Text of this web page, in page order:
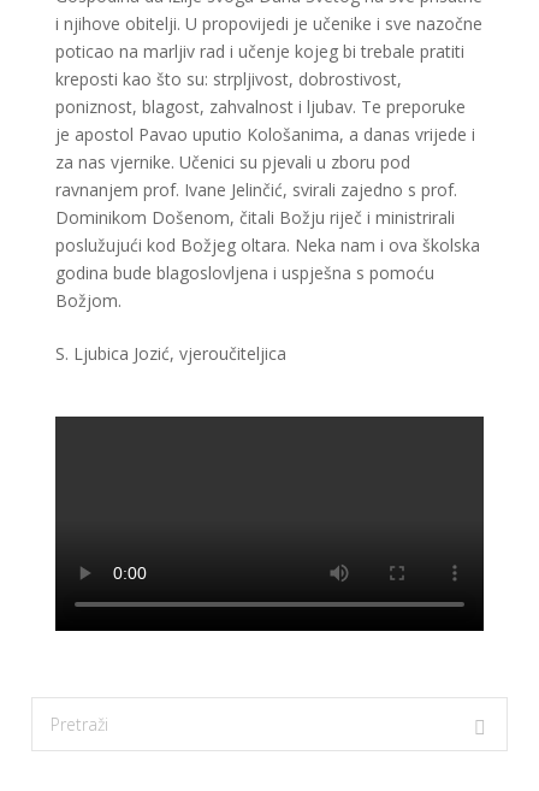
i njihove obitelji. U propovijedi je učenike i sve nazočne
poticao na marljiv rad i učenje kojeg bi trebale pratiti
kreposti kao što su: strpljivost, dobrostivost,
poniznost, blagost, zahvalnost i ljubav. Te preporuke
je apostol Pavao uputio Kološanima, a danas vrijede i
za nas vjernike. Učenici su pjevali u zboru pod
ravnanjem prof. Ivane Jelinčić, svirali zajedno s prof.
Dominikom Došenom, čitali Božju riječ i ministrirali
poslužujući kod Božjeg oltara. Neka nam i ova školska
godina bude blagoslovljena i uspješna s pomoću
Božjom.
S. Ljubica Jozić, vjeroučiteljica